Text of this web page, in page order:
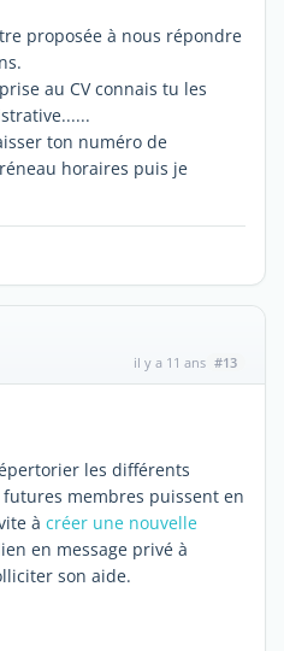
proposée à nous répondre
au CV connais tu les
ton numéro de
horaires puis je
il y a 11 ans #13
les différents
membres puissent en
à créer une nouvelle
en message privé à
son aide.